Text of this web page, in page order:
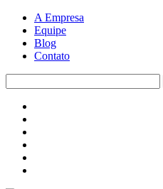
A Empresa
Equipe
Blog
Contato